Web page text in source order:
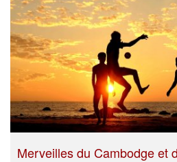
Merveilles du Cambodge et